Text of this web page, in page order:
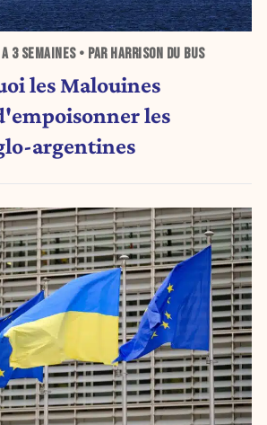
3 SEMAINES• PAR HARRISON DU BUS
les Malouines
les
argentines